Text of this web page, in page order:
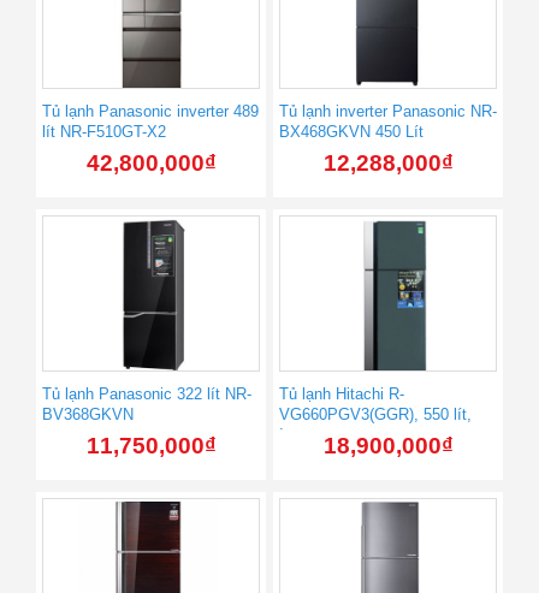
Tủ lạnh Panasonic inverter 489
lít NR-F510GT-X2
42,800,000₫
Tủ lạnh inverter Panasonic NR-
BX468GKVN 450 Lít
12,288,000₫
Tủ lạnh Panasonic 322 lít NR-
BV368GKVN
11,750,000₫
Tủ lạnh Hitachi R-
VG660PGV3(GGR), 550 lít,
Inverter18,900,000₫